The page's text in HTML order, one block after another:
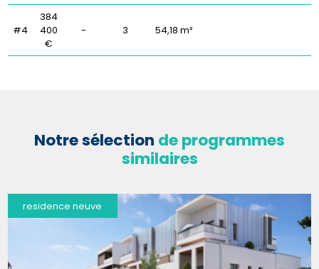
#4
384
400
€
- 3 54,18 m²
Notre sélection de programmes
similaires
residence neuve